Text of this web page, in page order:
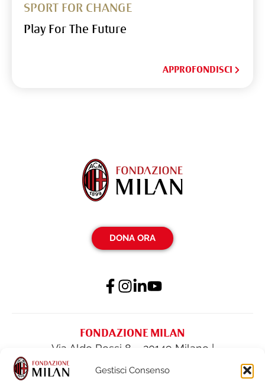
Gestisci Consenso
SPORT FOR CHANGE
Play For The Future
APPROFONDISCI
DONA ORA
FONDAZIONE MILAN
Via Aldo Rossi 8 – 20149 Milano |
fondazione@acmilan.com
62284522